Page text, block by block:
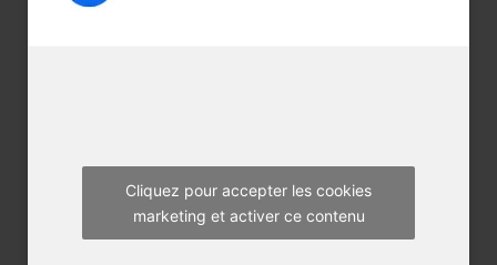
m
Cliquez pour accepter les cookies
marketing et activer ce contenu